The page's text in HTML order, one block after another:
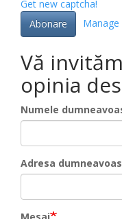
Get new captcha!
Abonare
Vă
opinia
Numele
Adresa